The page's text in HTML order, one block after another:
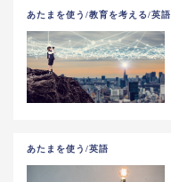
あたまを使う/教育を考える/英語
あたまを使う/英語